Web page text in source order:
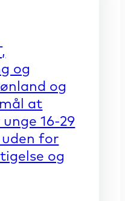
og
og
at
16-29
uden for
og